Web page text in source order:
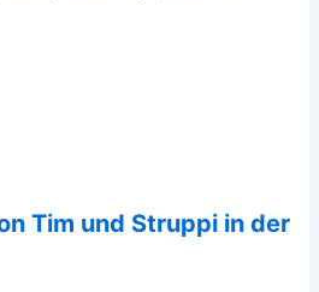
Tim und Struppi in der